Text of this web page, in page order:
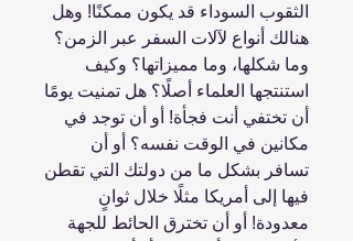
الثقوب السوداء قد يكون ممكنًا! وهل
هنالك أنواع لآلات السفر عبر الزمن؟
وما ‏شكلها، وما مميزاتها؟ وكيف
استنتجها العلماء أصلًا؟ هل تمنيت يومًا
أن تختفي أنت فجأة! أو أن توجد في
مكانين في الوقت نفسه؟ أو أن
تسافر بشكل ما ‏من دولتك التي تقطن
فيها إلى أمريكا مثلًا خلال ثوانٍ
معدودة! أو أن تخترق الحائط للجهة